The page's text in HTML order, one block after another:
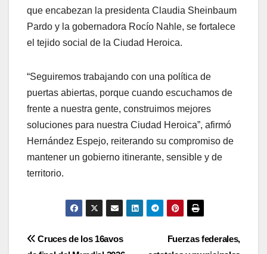
que encabezan la presidenta Claudia Sheinbaum
Pardo y la gobernadora Rocío Nahle, se fortalece
el tejido social de la Ciudad Heroica.
“Seguiremos trabajando con una política de
puertas abiertas, porque cuando escuchamos de
frente a nuestra gente, construimos mejores
soluciones para nuestra Ciudad Heroica”, afirmó
Hernández Espejo, reiterando su compromiso de
mantener un gobierno itinerante, sensible y de
territorio.
Navegación
Fuerzas federales,
Cruces de los 16avos